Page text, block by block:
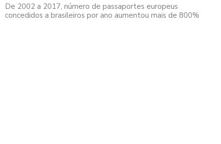
De 2002 a 2017, número de passaportes europeus
concedidos a brasileiros por ano aumentou mais de 800%